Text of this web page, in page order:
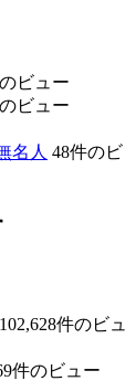
ビュー
ビュー
名人 48件のビ
102,628件のビュ
件のビュー